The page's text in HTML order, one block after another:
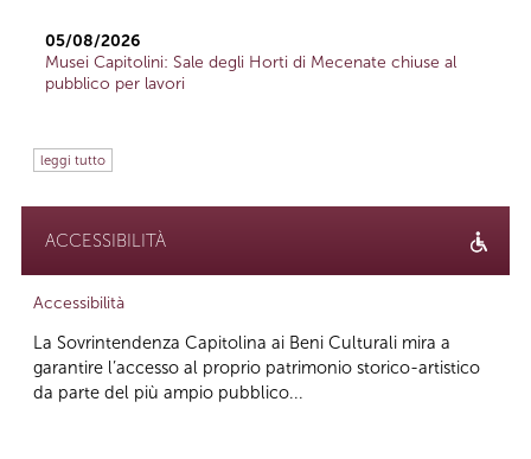
05/08/2026
Musei Capitolini: Sale degli Horti di Mecenate chiuse al
pubblico per lavori
leggi tutto
ACCESSIBILITÀ
Accessibilità
La Sovrintendenza Capitolina ai Beni Culturali mira a
garantire l’accesso al proprio patrimonio storico-artistico
da parte del più ampio pubblico...